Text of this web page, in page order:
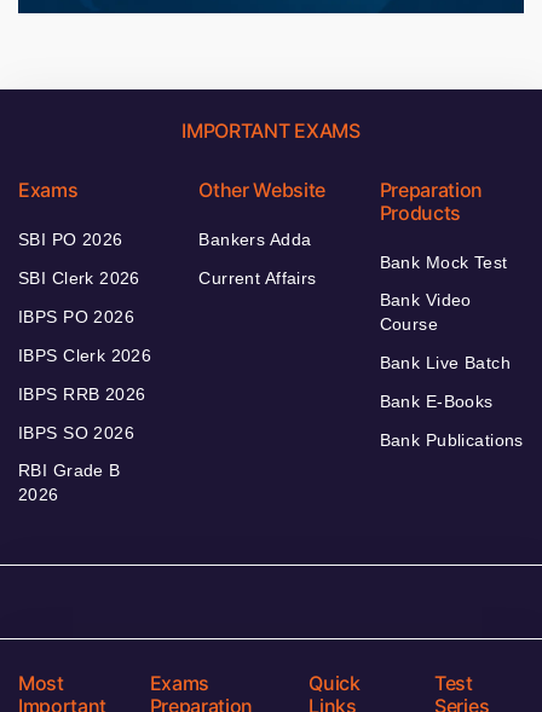
IMPORTANT EXAMS
Exams
SBI PO 2026
SBI Clerk 2026
IBPS PO 2026
IBPS Clerk 2026
IBPS RRB 2026
IBPS SO 2026
RBI Grade B
2026
Other Website
Bankers Adda
Current Affairs
Preparation
Products
Bank Mock Test
Bank Video
Course
Bank Live Batch
Bank E-Books
Bank Publications
Most
Important
Exams
Preparation
Quick
Links
Test
Series